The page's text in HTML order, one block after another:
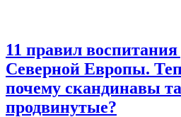
11 правил воспитания
Северной Европы.
почему скандинавы
продвинутые?